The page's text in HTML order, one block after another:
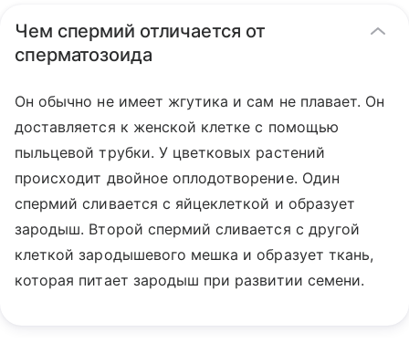
Чем спермий отличается от
сперматозоида
Он обычно не имеет жгутика и сам не плавает. Он
доставляется к женской клетке с помощью
пыльцевой трубки. У цветковых растений
происходит двойное оплодотворение. Один
спермий сливается с яйцеклеткой и образует
зародыш. Второй спермий сливается с другой
клеткой зародышевого мешка и образует ткань,
которая питает зародыш при развитии семени.